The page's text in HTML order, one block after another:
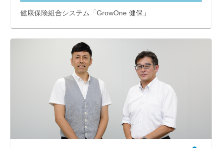
健康保険組合システム「GrowOne 健保」